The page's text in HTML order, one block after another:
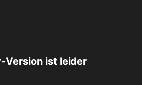
Version ist leider